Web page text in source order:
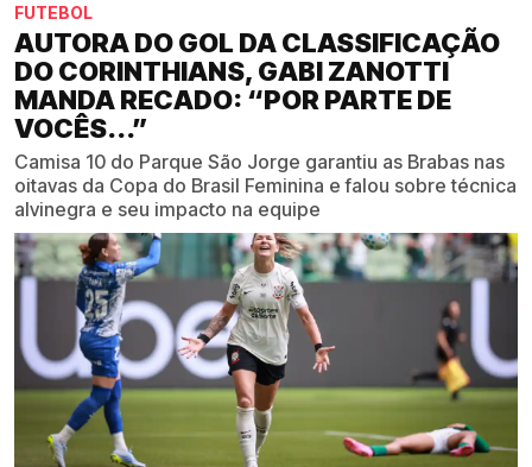
FUTEBOL
AUTORA DO GOL DA CLASSIFICAÇÃO
DO CORINTHIANS, GABI ZANOTTI
MANDA RECADO: “POR PARTE DE
VOCÊS...”
Camisa 10 do Parque São Jorge garantiu as Brabas nas
oitavas da Copa do Brasil Feminina e falou sobre técnica
alvinegra e seu impacto na equipe